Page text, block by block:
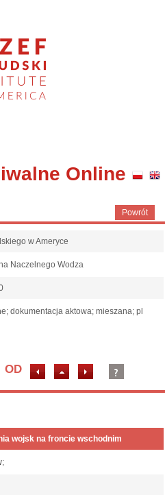
Online
Powrót
w Ameryce
Naczelnego Wodza
dokumentacja aktowa; mieszana; pl
wojsk na froncie wschodnim
;